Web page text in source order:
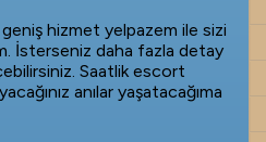
hizmet yelpazem ile sizi
İsterseniz daha fazla detay
Saatlik escort
anılar yaşatacağıma